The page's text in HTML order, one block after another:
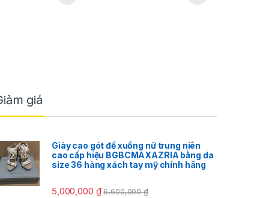
giá
Giày cao gót đế xuồng nữ trung niên
cao cấp hiệu BGBCMAXAZRIA bằng da
size 36 hàng xách tay mỹ chính hãng
5,000,000 ₫ 6,600,000₫